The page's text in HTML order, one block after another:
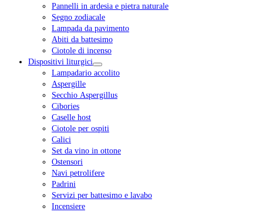
Pannelli in ardesia e pietra naturale
Segno zodiacale
Lampada da pavimento
Abiti da battesimo
Ciotole di incenso
Dispositivi liturgici
Lampadario accolito
Aspergille
Secchio Aspergillus
Cibories
Caselle host
Ciotole per ospiti
Calici
Set da vino in ottone
Ostensori
Navi petrolifere
Padrini
Servizi per battesimo e lavabo
Incensiere